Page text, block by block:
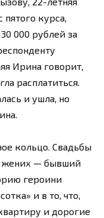
пятого курса,
000 рублей за
Ирина говорит,
расплатиться.
и ушла, но
кольцо. Свадьбы
жених — бывший
героини
и в то, что,
и дорогие